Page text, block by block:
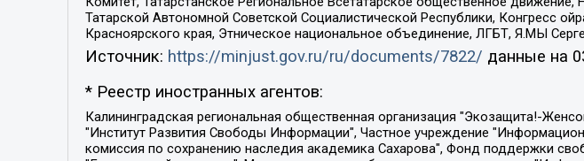
Татарской Автономной Советской Социалистической Республики, Конгресс
Красноярского края, Этническое национальное объединение, ЛГБТ, Я.МЫ
Источник: https://minjust.gov.ru/ru/documents/7822/ данные на
* Реестр иностранных агентов:
Калининградская региональная общественная организация "Экозащита!-Женсовет", Фонд содействия защите прав и свобод граждан "Общественный вердикт", Фонд "Институт Развития Свободы Информации", Частное учреждение "Информационное агентство МЕМО. РУ", Региональная общественная организация "Общественная комиссия по сохранению наследия академика Сахарова", Фонд поддержки свободы прессы, Санкт-Петербургская общественная правозащитная организация "Гражданский контроль", Межрегиональная общественная организация "Информационно-просветительский центр "Мемориал", Региональный Фонд "Центр Защиты Прав Средств Массовой Информации", с 05.12.2023 Фонд "Центр Защиты Прав Средств массовой информации", Региональная общественная благотворительная организация помощи беженцам и мигрантам "Гражданское содействие", Негосударственное образовательное учреждение дополнительного профессионального образования (повышение квалификации) специалистов "АКАДЕМИЯ ПО ПРАВАМ ЧЕЛОВЕКА", Свердловская региональная общественная организация "Сутяжник", Автономная некоммерческая организация "Центр независимых социологических исследований", Союз общественных объединений "Российский исследовательский центр по правам человека", Региональное общественное учреждение научно-информационный центр "МЕМОРИАЛ", Некоммерческая организация "Фонд защиты гласности", Автономная некоммерческая организация "Институт прав человека", Городская общественная организация "Екатеринбургское общество "МЕМОРИАЛ", Городская общественная организация "Рязанское историко-просветительское и правозащитное общество "Мемориал" (Рязанский Мемориал), Челябинский региональный орган общественной самодеятельности – женское общественное объединение "Женщины Евразии", Челябинский региональный орган общественной самодеятельности "Уральская правозащитная группа", Фонд содействия защите здоровья и социальной справедливости имени Андрея Рылькова, Автономная Некоммерческая Организация "Аналитический Центр Юрия Левады", Автономная некоммерческая организация социальной поддержки населения "Проект Апрель", Региональная общественная организация помощи женщинам и детям, находящимся в кризисной ситуации "Информационно-методический центр "Анна", Фонд содействия развитию массовых коммуникаций и правовому просвещению "Так-так-Так", Фонд содействия устойчивому развитию "Серебряная тайга", Свердловский региональный общественный фонд социальных проектов "Новое время", "Idel.Реалии", Кавказ.Реалии, Крым.Реалии, Телеканал Настоящее Время, Татаро-башкирская служба Радио Свобода (Azatliq Radiosi), Радио Свободная Европа/Радио Свобода (PCE/PC), "Сибирь.Реалии", "Фактограф", Благотворительный фонд помощи осужденным и их семьям, Автономная некоммерческая организация "Институт глобализации и социальных движений", Фонд "В защиту прав заключенных", Частное учреждение "Центр поддержки и содействия развитию средств массовой информации", Пензенский региональный общественный благотворительный фонд "Гражданский союз", "Север.Реалии", Некоммерческая организация Фонд "Правовая инициатива", Общество с ограниченной ответственностью "Радио Свободная Европа/Радио Свобода", Чешское информационное агентство "MEDIUM-ORIENT", Красноярская региональная общественная организация "Мы против СПИДа", Камалягин Денис Николаевич, Маркелов Сергей Евгеньевич, Пономарев Лев Александрович, Савицкая Людмила Алексеевна, Автономная некоммерческая организация "Центр по работе с проблемой насилия "НАСИЛИЮ.НЕТ", Межрегиональный профессиональный союз работников здравоохранения "Альянс врачей", Юридическое лицо, зарегистрированное в Латвийской Республике, SIA "Medusa Project" (регистрационный номер 40103797863, дата регистрации 10.06.2014), Некоммерческая организация "Фонд по борьбе с коррупцией", Автономная некоммерческая организация "Институт права и публичной политики", Баданин Роман Сергеевич, Гликин Максим Александрович, Железнова Мария Михайловна, Лукьянова Юлия Сергеевна, Маетная Елизавета Витальевна, Маняхин Петр Борисович, Чуракова Ольга Владимировна, Ярош Юлия Петровна, Юридическое лицо "The Insider SIA", зарегистрированное в Риге, Латвийская Республика (дата регистрации 26.06.2015), являющееся администратором доменного имени интернет-издания "The Insider SIA", https://theins.ru, Постернак Алексей Евгеньевич, Рубин Михаил Аркадьевич, Анин Роман Александрович, Юридическое лицо Istories fonds, зарегистрированное в Латвийской Республике (регистрационный номер 50008295751, дата регистрации 24.02.2020), Великовский Дмитрий Александрович, Долинина Ирина Николаевна, Мароховская Алеся Алексеевна, Шлейнов Роман Юрьевич, Шмагун Олеся Валентиновна, Общество с ограниченной ответственностью "Альтаир 2021", Общество с ограниченной